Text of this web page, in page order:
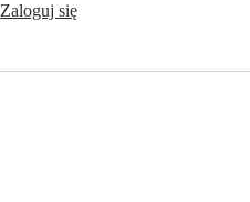
Zaloguj się